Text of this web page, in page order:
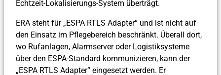
Echtzeit-Lokalisierungs-System überträgt.
ERA steht für „ESPA RTLS Adapter“ und ist nicht auf
den Einsatz im Pflegebereich beschränkt. Überall dort,
wo Rufanlagen, Alarmserver oder Logistiksysteme
über den ESPA-Standard kommunizieren, kann der
„ESPA RTLS Adapter“ eingesetzt werden. Er